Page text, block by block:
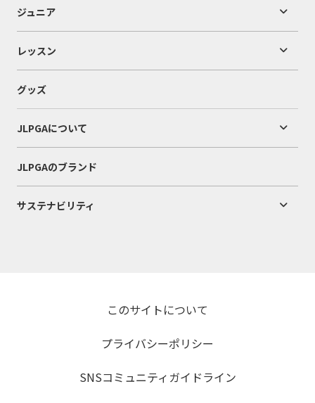
ジュニア
レッスン
グッズ
JLPGAについて
JLPGAのブランド
サステナビリティ
このサイトについて
プライバシーポリシー
SNSコミュニティガイドライン